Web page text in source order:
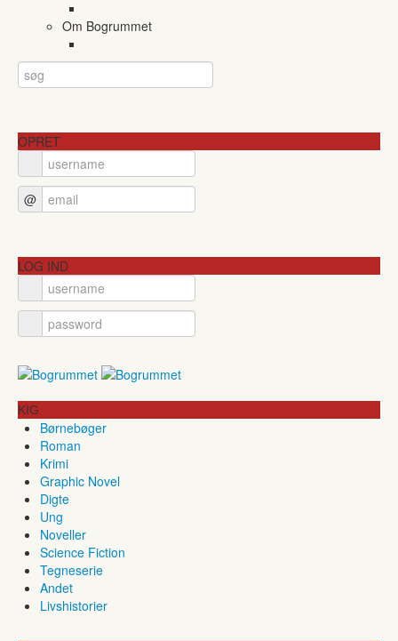
Om Bogrummet
OPRET
@
LOG IND
KIG
Børnebøger
Roman
Krimi
Graphic Novel
Digte
Ung
Noveller
Science Fiction
Tegneserie
Andet
Livshistorier